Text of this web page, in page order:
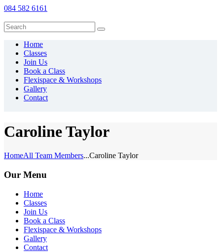
084 582 6161
Home
Classes
Join Us
Book a Class
Flexispace & Workshops
Gallery
Contact
Caroline Taylor
HomeAll Team Members...Caroline Taylor
Our Menu
Home
Classes
Join Us
Book a Class
Flexispace & Workshops
Gallery
Contact